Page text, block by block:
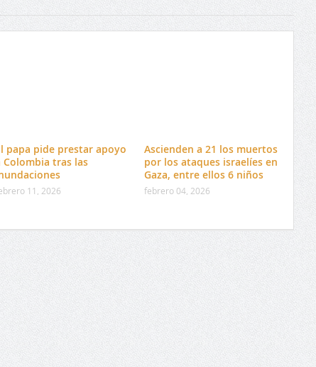
papa pide prestar apoyo
Colombia tras las
11, 2026
Ascienden a 21 los muertos
por los ataques israelíes en
Gaza, entre ellos 6 niños
febrero 04, 2026